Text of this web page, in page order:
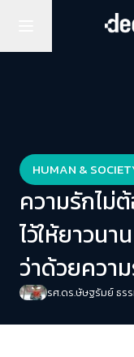
HUMAN &
ความรักไม่
ไว้ให้ยาวน
ว่าด้วยควา
รศ.ดร.ษัษฐรัมย์ ธร